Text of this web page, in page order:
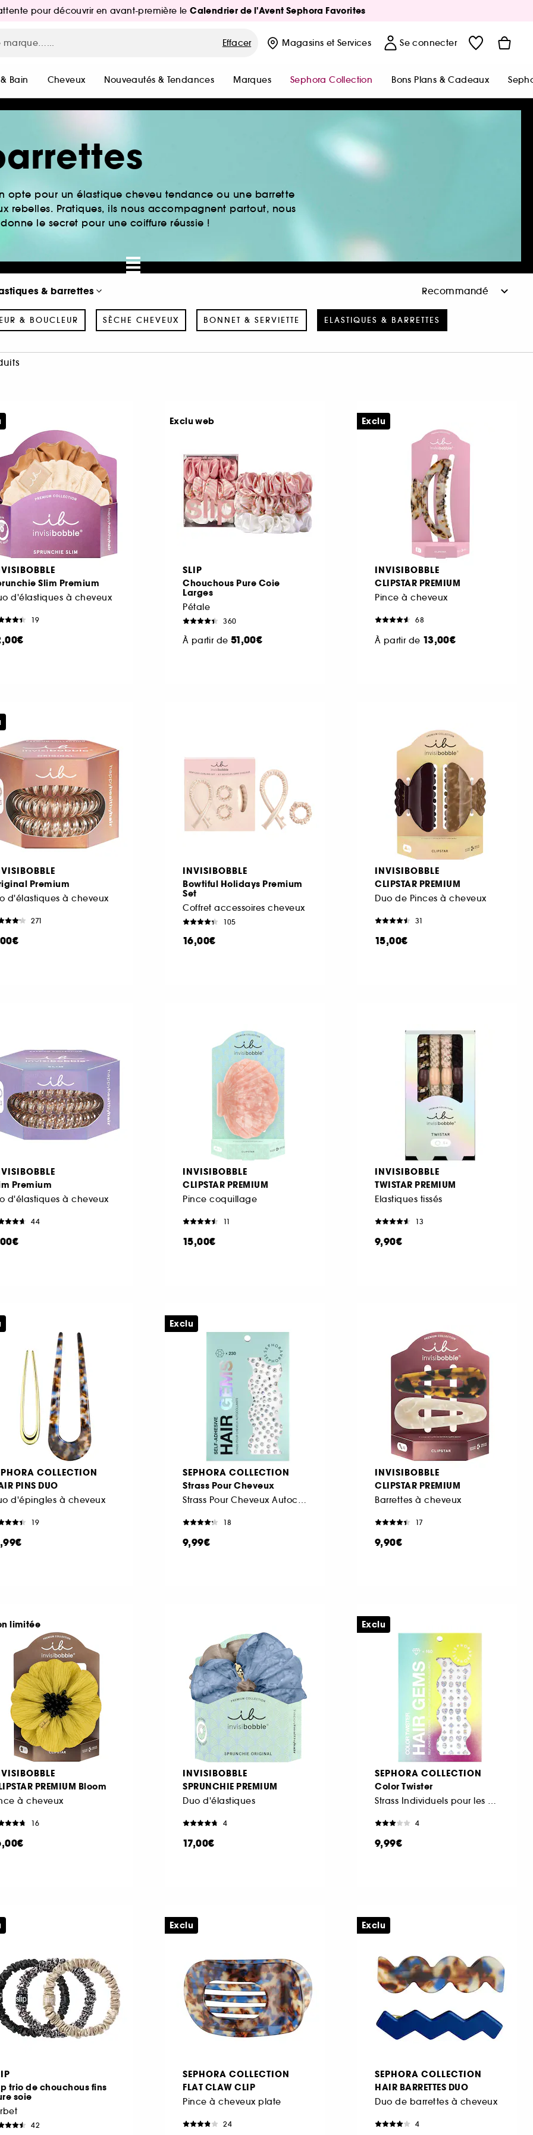
pour découvrir en avant-première leCalendrier de l'Avent Sephora Favorites
Effacer Magasins et Services Se connecter
Bain Cheveux Nouveautés & Tendances Marques Sephora Collection Bons Plans & Cadeaux
opte pour un élastique cheveu tendance ou une barrette
rebelles. Pratiques, ils nous accompagnent partout, nous
le secret pour une coiffure réussie !
& barrettes
& BOUCLEUR SÈCHE CHEVEUX BONNET & SERVIETTE ELASTIQUES & BARRETTES
Slim Premium
d'élastiques à cheveux
19
SLIP
Chouchous Pure Coie
Larges
Pétale
360
À partir de 51,00€
Exclu web
INVISIBOBBLE
CLIPSTAR PREMIUM
Pince à cheveux
68
À partir de 13,00€
Exclu
Premium
d'élastiques à cheveux
271
INVISIBOBBLE
Bowtiful Holidays Premium
Set
Coffret accessoires cheveux
105
16,00€
INVISIBOBBLE
CLIPSTAR PREMIUM
Duo de Pinces à cheveux
31
15,00€
Premium
d'élastiques à cheveux
44
INVISIBOBBLE
CLIPSTAR PREMIUM
Pince coquillage
11
15,00€
INVISIBOBBLE
TWISTAR PREMIUM
Elastiques tissés
13
9,90€
COLLECTION
PINS DUO
d'épingles à cheveux
19
SEPHORA COLLECTION
Strass Pour Cheveux
18
9,99€
Exclu
INVISIBOBBLE
CLIPSTAR PREMIUM
Barrettes à cheveux
17
9,90€
PREMIUM Bloom
à cheveux
16
limitée
INVISIBOBBLE
SPRUNCHIE PREMIUM
Duo d'élastiques
4
17,00€
SEPHORA COLLECTION
Color Twister
4
9,99€
Exclu
trio de chouchous fins
soie
42
SEPHORA COLLECTION
FLAT CLAW CLIP
Pince à cheveux plate
24
Exclu
SEPHORA COLLECTION
HAIR BARRETTES DUO
Duo de barrettes à cheveux
4
Exclu